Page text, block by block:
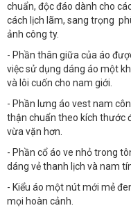
chuẩn, độc đáo dành cho
cách lịch lãm, sang trọng
ảnh công ty.
- Phần thân giữa của áo
việc sử dụng dáng áo một
và lôi cuốn cho nam giới.
- Phần lưng áo vest nam
thận chuẩn theo kích thước
vừa vặn hơn.
- Phần cổ áo ve nhỏ trong
dáng vẻ thanh lịch và nam
- Kiểu áo một nút mới mẻ
mọi hoàn cảnh.